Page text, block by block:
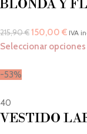
BLONDA Y
215,90€150,00 € IVA
Seleccionar opciones
-53%
40
VESTIDO